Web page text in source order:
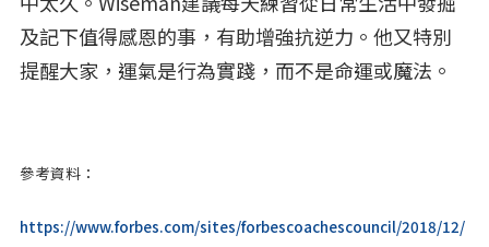
及記下值得感恩的事，有助增強抗逆力。他又特別
提醒大家，運氣是行為實踐，而不是命運或魔法。
參考資料：
https://www.forbes.com/sites/forbescoachescouncil/2018/12/